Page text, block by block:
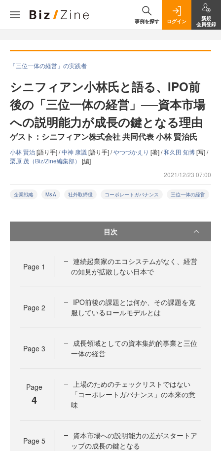
事例を探す ログイン
新規
会員登録
「三位一体の経営」の実践者
シニフィアン小林氏と語る、IPO前
後の「三位一体の経営」──資本市場
への説明能力が成長の鍵となる理由
ゲスト：シニフィアン株式会社 共同代表 小林 賢治氏
小林 賢治[語り手] /中神 康議 [語り手] /やつづかえり [著] /和久田 知博[写] /
栗原 茂（Biz/Zine編集部） [編]
2021/12/23 07:00
企業戦略 M&A 社外取締役 コーポレートガバナンス 三位一体の経営
目次
Page 1
連続起業家のエコシステムがなく、経営
の知見が拡散しない日本で
Page 2
IPO前後の課題とは何か、その課題を克
服しているロールモデルとは
Page 3
成長領域としての資本集約的事業と三位
一体の経営
Page
4
上場のためのチェックリストではない
「コーポレートガバナンス」の本来の意
味
Page 5
資本市場への説明能力の差がスタートア
ップの成長の鍵となる